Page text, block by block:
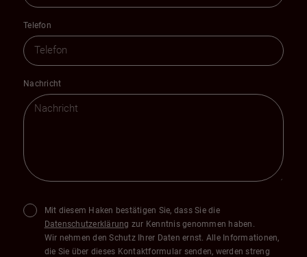
Telefon
Nachricht
Mit diesem Haken bestätigen Sie, dass Sie die
Datenschutzerklärung zur Kenntnis genommen haben.
Wir nehmen den Schutz Ihrer Daten ernst. Alle Informationen,
die Sie über dieses Kontaktformular senden, werden streng